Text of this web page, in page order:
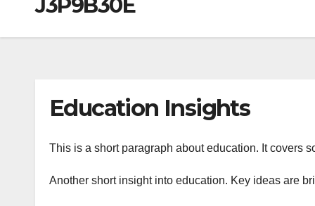
J3P9B30E
Education Insights
This is a short paragraph about education. It covers
Another short insight into education. Key ideas are
m